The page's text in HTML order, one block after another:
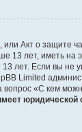
или Акт о
лет, иметь на
лет. Если вы не
Limited
«С кем
юридической